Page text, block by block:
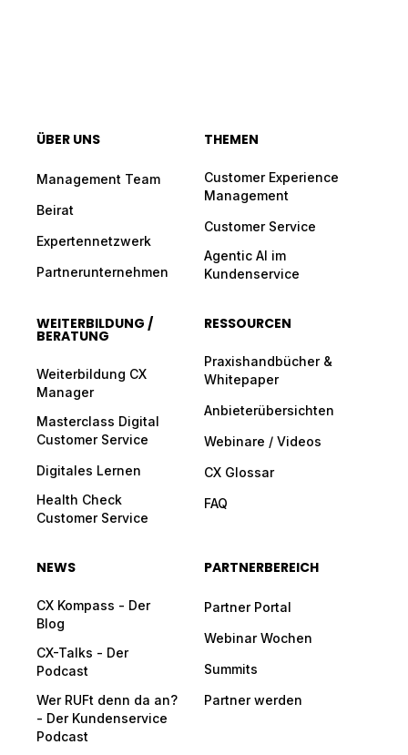
ÜBER UNS
Management Team
Beirat
Expertennetzwerk
Partnerunternehmen
THEMEN
Customer Experience
Management
Customer Service
Agentic AI im
Kundenservice
WEITERBILDUNG /
BERATUNG
Weiterbildung CX
Manager
Masterclass Digital
Customer Service
Digitales Lernen
Health Check
Customer Service
RESSOURCEN
Praxishandbücher &
Whitepaper
Anbieterübersichten
Webinare / Videos
CX Glossar
FAQ
NEWS
CX Kompass - Der
Blog
CX-Talks - Der
Podcast
Wer RUFt denn da an?
- Der Kundenservice
Podcast
PARTNERBEREICH
Partner Portal
Webinar Wochen
Summits
Partner werden